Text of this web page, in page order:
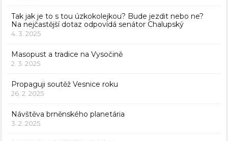
Tak jak je to s tou úzkokolejkou? Bude jezdit nebo ne?
Na nejčastější dotaz odpovídá senátor Chalupský
4. 3. 2025
Masopust a tradice na Vysočině
2. 3. 2025
Propaguji soutěž Vesnice roku
26. 2. 2025
Návštěva brněnského planetária
3. 2. 2025